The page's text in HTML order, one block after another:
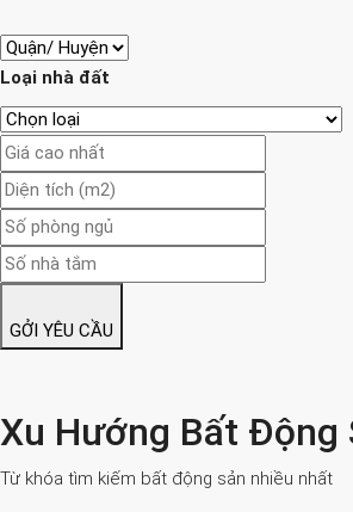
Loại nhà đất
GỞI YÊU CẦU
Xu Hướng Bất Động
Từ khóa tìm kiếm bất động sản nhiều nhất